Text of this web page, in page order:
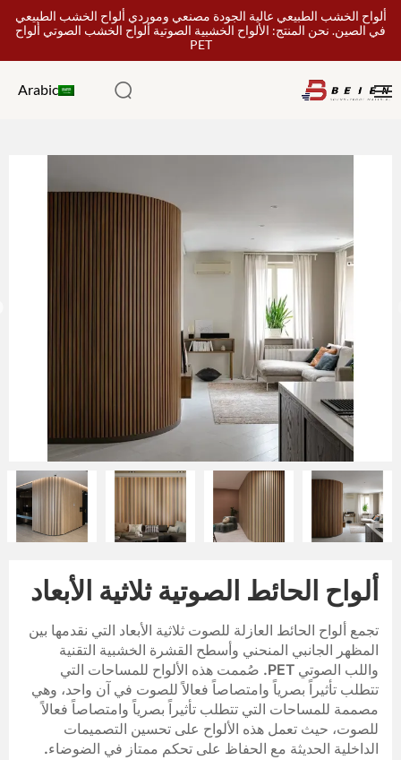
ألواح الخشب الطبيعي عالية الجودة مصنعي وموردي ألواح الخشب الطبيعي
في الصين. نحن المنتج: الألواح الخشبية الصوتية ألواح الخشب الصوتي ألواح
PET
Arabic
ألواح الحائط الصوتية ثلاثية الأبعاد
تجمع ألواح الحائط العازلة للصوت ثلاثية الأبعاد التي نقدمها بين
المظهر الجانبي المنحني وأسطح القشرة الخشبية التقنية
واللب الصوتي PET. صُممت هذه الألواح للمساحات التي
تتطلب تأثيراً بصرياً وامتصاصاً فعالاً للصوت في آن واحد، وهي
مصممة للمساحات التي تتطلب تأثيراً بصرياً وامتصاصاً فعالاً
للصوت، حيث تعمل هذه الألواح على تحسين التصميمات
الداخلية الحديثة مع الحفاظ على تحكم ممتاز في الضوضاء.